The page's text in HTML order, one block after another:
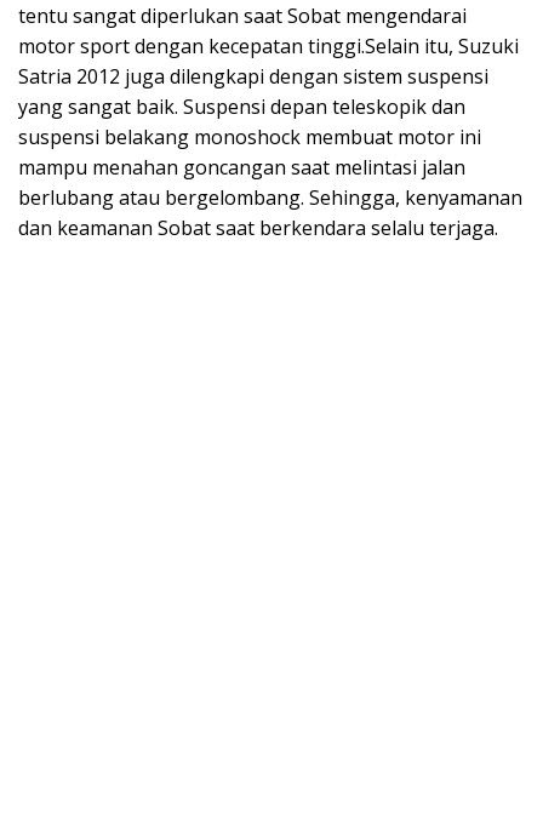
tentu sangat diperlukan saat Sobat mengendarai
motor sport dengan kecepatan tinggi.Selain itu, Suzuki
Satria 2012 juga dilengkapi dengan sistem suspensi
yang sangat baik. Suspensi depan teleskopik dan
suspensi belakang monoshock membuat motor ini
mampu menahan goncangan saat melintasi jalan
berlubang atau bergelombang. Sehingga, kenyamanan
dan keamanan Sobat saat berkendara selalu terjaga.